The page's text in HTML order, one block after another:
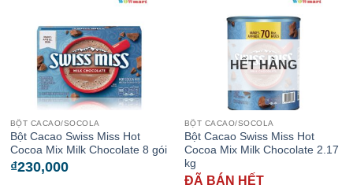
BỘT CACAO/SOCOLA
Bột Cacao Swiss Miss Hot
Cocoa Mix Milk Chocolate 8 gói
₫230,000
HẾT HÀNG
BỘT CACAO/SOCOLA
Bột Cacao Swiss Miss Hot
Cocoa Mix Milk Chocolate 2.17
kg
ĐÃ BÁN HẾT